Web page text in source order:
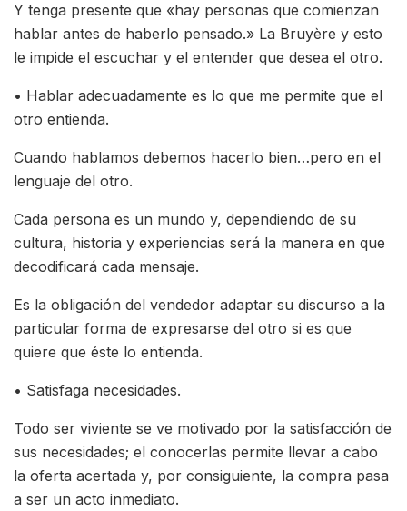
Y tenga presente que «hay personas que comienzan
hablar antes de haberlo pensado.» La Bruyère y esto
le impide el escuchar y el entender que desea el otro.
• Hablar adecuadamente es lo que me permite que el
otro entienda.
Cuando hablamos debemos hacerlo bien…pero en el
lenguaje del otro.
Cada persona es un mundo y, dependiendo de su
cultura, historia y experiencias será la manera en que
decodificará cada mensaje.
Es la obligación del vendedor adaptar su discurso a la
particular forma de expresarse del otro si es que
quiere que éste lo entienda.
• Satisfaga necesidades.
Todo ser viviente se ve motivado por la satisfacción de
sus necesidades; el conocerlas permite llevar a cabo
la oferta acertada y, por consiguiente, la compra pasa
a ser un acto inmediato.